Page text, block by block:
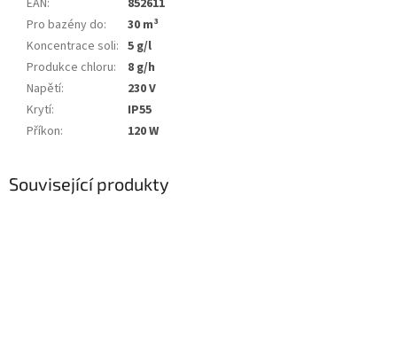
EAN:
852611
Pro bazény do:
30 m³
Koncentrace soli: 5 g/l
Produkce chloru:
8 g/h
Napětí:
230 V
Krytí:
IP55
Příkon: 120 W
Související produkty